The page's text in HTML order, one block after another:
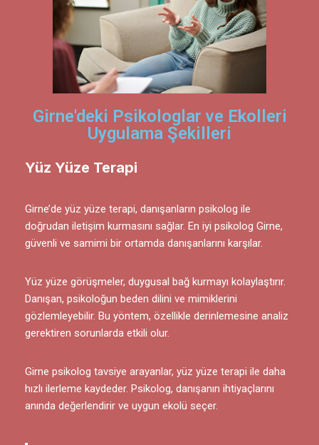
Girne'deki Psikologlar ve Ekolleri
Uygulama Şekilleri
Yüz Yüze Terapi
Girne’de yüz yüze terapi, danışanların psikolog ile
doğrudan iletişim kurmasını sağlar. En iyi psikolog Girne,
güvenli ve samimi bir ortamda danışanlarını karşılar.
Yüz yüze görüşmeler, duygusal bağ kurmayı kolaylaştırır.
Danışan, psikoloğun beden dilini ve mimiklerini
gözlemleyebilir. Bu yöntem, özellikle derinlemesine analiz
gerektiren sorunlarda etkili olur.
Girne psikolog tavsiye arayanlar, yüz yüze terapi ile daha
hızlı ilerleme kaydeder. Psikolog, danışanın ihtiyaçlarını
anında değerlendirir ve uygun ekolü seçer.